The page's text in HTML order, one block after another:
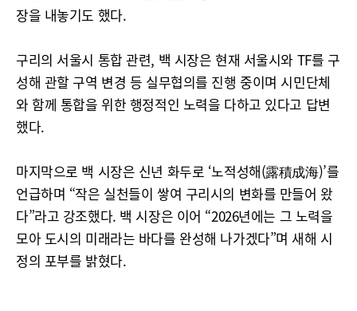
장을 내놓기도 했다.
구리의 서울시 통합 관련, 백 시장은 현재 서울시와 TF를 구
성해 관할 구역 변경 등 실무협의를 진행 중이며 시민단체
와 함께 통합을 위한 행정적인 노력을 다하고 있다고 답변
했다.
마지막으로 백 시장은 신년 화두로 ‘노적성해(露積成海)’를
언급하며 “작은 실천들이 쌓여 구리시의 변화를 만들어 왔
다”라고 강조했다. 백 시장은 이어 “2026년에는 그 노력을
모아 도시의 미래라는 바다를 완성해 나가겠다”며 새해 시
정의 포부를 밝혔다.